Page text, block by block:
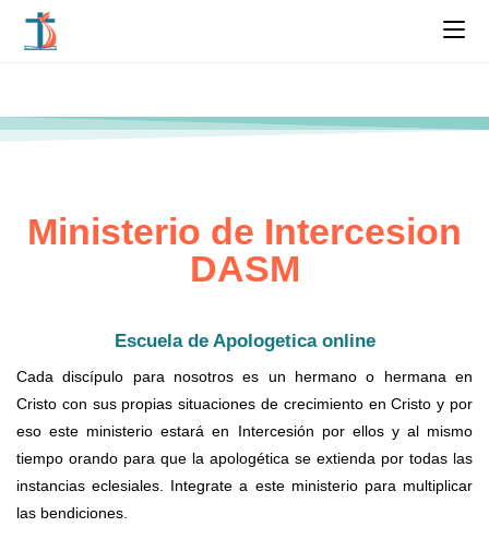
Ministerio de Intercesion
DASM
Escuela de Apologetica online
Cada discípulo para nosotros es un hermano o hermana en
Cristo con sus propias situaciones de crecimiento en Cristo y por
eso este ministerio estará en Intercesión por ellos y al mismo
tiempo orando para que la apologética se extienda por todas las
instancias eclesiales. Integrate a este ministerio para multiplicar
las bendiciones.